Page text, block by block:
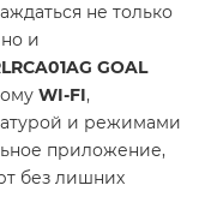
не только
и
GOAL
WI-FI,
и режимами
приложение,
без лишних